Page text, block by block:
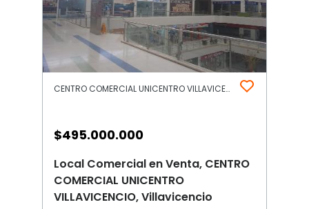
CENTRO COMERCIAL UNICENTRO VILLAVICENCIO | Villavicencio
$495.000.000
Local Comercial en Venta, CENTRO
COMERCIAL UNICENTRO
VILLAVICENCIO, Villavicencio